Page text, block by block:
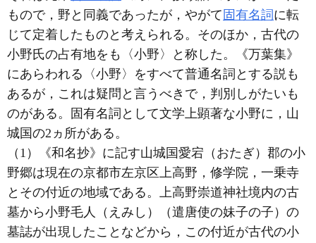
もので，野と同義であったが，やがて 固有名詞に転
じて定着したものと考えられる。そのほか，古代の
小野氏の占有地をも〈小野〉と称した。《万葉集》
にあらわれる〈小野〉をすべて普通名詞とする説も
あるが，これは疑問と言うべきで，判別しがたいも
のがある。固有名詞として文学上顕著な小野に，山
城国の2ヵ所がある。
（1）《和名抄》に記す山城国愛宕（おたぎ）郡の小
野郷は現在の京都市左京区上高野，修学院，一乗寺
とその付近の地域である。上高野崇道神社境内の古
墓から小野毛人（えみし）（遣唐使の妹子の子）の
墓誌が出現したことなどから，この付近が古代の小